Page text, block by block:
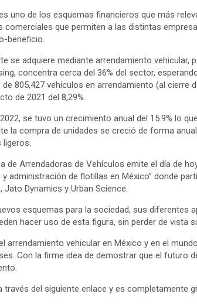
uno de los esquemas financieros que más
comerciales que permiten a las distintas
beneficio.
se adquiere mediante arrendamiento vehicular,
concentra cerca del 36% del sector,
805,427 vehículos en arrendamiento (al cierre
de 2021 del 8,29%.
se tuvo un crecimiento anual del 15.9% lo
la compra de unidades se creció de forma
ligeros.
de Arrendadoras de Vehículos emite el día de
administración de flotillas en México” donde
Jato Dynamics y Urban Science.
esquemas para la sociedad, sus diferentes
hacer uso de esta figura, sin perder de vista
arrendamiento vehicular en México y en el
Con la firme idea de demostrar que el futuro
del siguiente enlace y es completamente